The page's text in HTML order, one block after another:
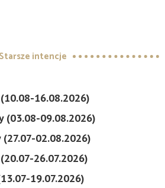
Starsze intencje
16.08.2026)
(03.08-09.08.2026)
02.08.2026)
26.07.2026)
19.07.2026)